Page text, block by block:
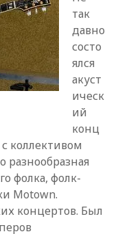
так
давно
состо
ялся
акуст
ическ
ий
конц
коллективом
разнообразная
фолка, фолк-
Motown.
концертов. Был